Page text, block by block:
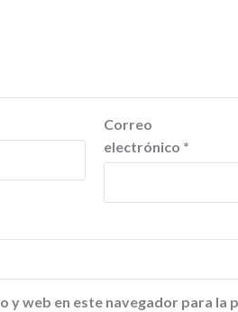
Correo
electrónico *
y web en este navegador para la